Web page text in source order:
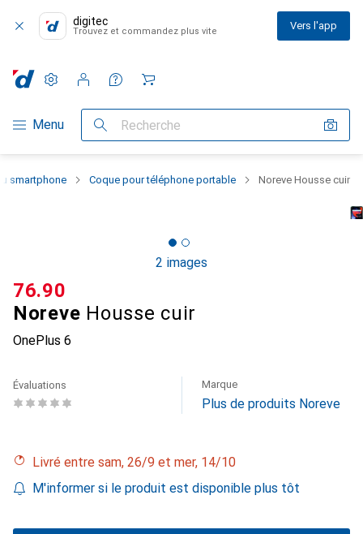
digitec
Trouvez et commandez plus vite Vers l'app
Navigation par catégorie
Menu Recherche
Paramètres
Compte client
Listes de comparaison
Listes d'envies
Panier
smartphone Coque pour téléphone portable Noreve Housse cuir
2 images
Noreve Housse cuir
OnePlus 6
CHF
76.90
Évaluations Marque
Plus de produits Noreve
Livré entre sam, 26/9 et mer, 14/10
M'informer si le produit est disponible plus tôt